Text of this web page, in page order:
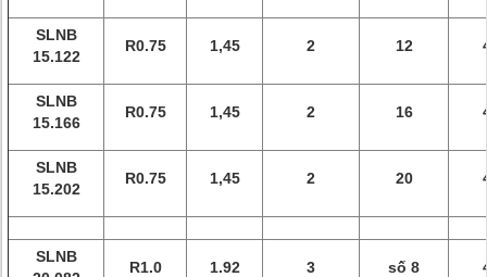
SLNB
15.122
R0.75 1,45 2 12
SLNB
15.166
R0.75 1,45 2 16
SLNB
15.202
R0.75 1,45 2 20
SLNB
R1.0 1.92 3 số 8